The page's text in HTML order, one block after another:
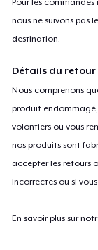
nous ne suivons pas
destination.
Détails du retour
Nous comprenons
produit
volontiers ou vous
nos produits sont
accepter les retours
incorrectes ou si
En savoir plus sur